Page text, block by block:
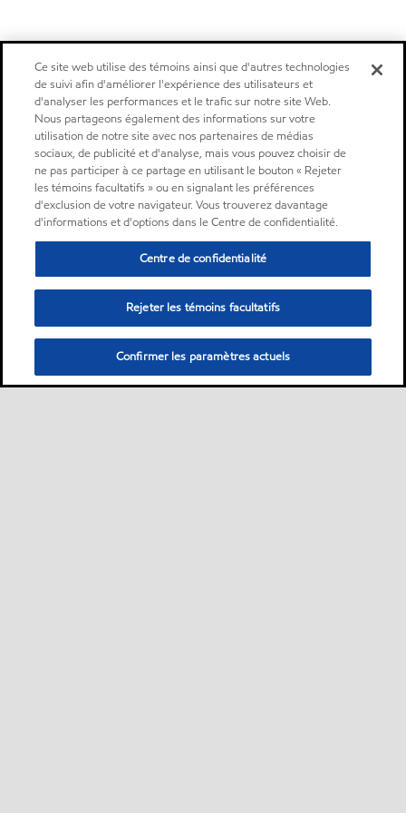
Ce site web utilise des témoins ainsi que d'autres technologies
de suivi afin d'améliorer l'expérience des utilisateurs et
d'analyser les performances et le trafic sur notre site Web.
Nous partageons également des informations sur votre
utilisation de notre site avec nos partenaires de médias
sociaux, de publicité et d'analyse, mais vous pouvez choisir de
ne pas participer à ce partage en utilisant le bouton « Rejeter
les témoins facultatifs » ou en signalant les préférences
d'exclusion de votre navigateur. Vous trouverez davantage
d'informations et d'options dans le Centre de confidentialité.
Centre de confidentialité
Rejeter les témoins facultatifs
Confirmer les paramètres actuels